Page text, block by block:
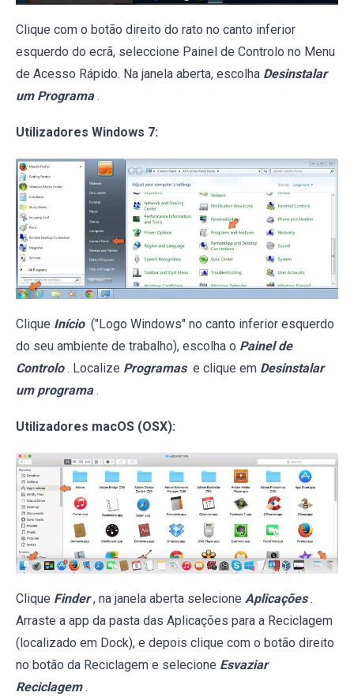
Clique com o botão direito do rato no canto inferior
esquerdo do ecrã, seleccione Painel de Controlo no Menu
de Acesso Rápido. Na janela aberta, escolha Desinstalar
um Programa .
Utilizadores Windows 7:
Clique Início ("Logo Windows" no canto inferior esquerdo
do seu ambiente de trabalho), escolha o Painel de
Controlo . Localize Programas e clique em Desinstalar
um programa .
Utilizadores macOS (OSX):
Clique Finder , na janela aberta selecione Aplicações .
Arraste a app da pasta das Aplicações para a Reciclagem
(localizado em Dock), e depois clique com o botão direito
no botão da Reciclagem e selecione Esvaziar
Reciclagem .